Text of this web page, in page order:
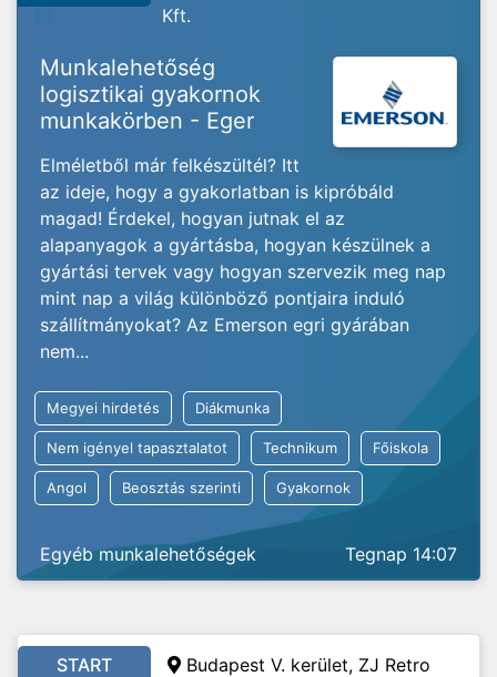
Kft.
Munkalehetőség
logisztikai gyakornok
munkakörben - Eger
Elméletből már felkészültél? Itt
az ideje, hogy a gyakorlatban is kipróbáld
magad! Érdekel, hogyan jutnak el az
alapanyagok a gyártásba, hogyan készülnek a
gyártási tervek vagy hogyan szervezik meg nap
mint nap a világ különböző pontjaira induló
szállítmányokat? Az Emerson egri gyárában
nem...
Megyei hirdetés Diákmunka
Nem igényel tapasztalatot Technikum Főiskola
Angol Beosztás szerinti Gyakornok
Egyéb munkalehetőségek Tegnap 14:07
START Budapest V. kerület, ZJ Retro